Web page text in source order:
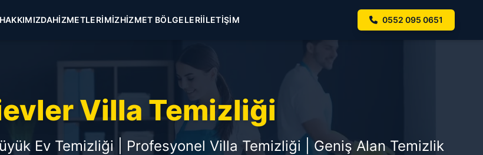
HAKKIMIZDAHIZMETLERIMIZHIZMET BÖLGELERIİLETIŞIM 0552 095 0651
Villa Temizliği
Ev Temizliği | Profesyonel Villa Temizliği | Geniş Alan Temizlik